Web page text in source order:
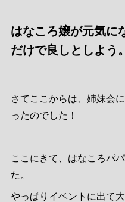
はなころ嬢が元気に
だけで良しとしよう。
さてここからは、姉妹会
ったのでした！
ここにきて、はなころパ
た。
やっぱりイベントに出て大